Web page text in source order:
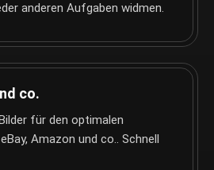
anderen Aufgaben widmen.
co.
für den optimalen
Amazon und co.. Schnell